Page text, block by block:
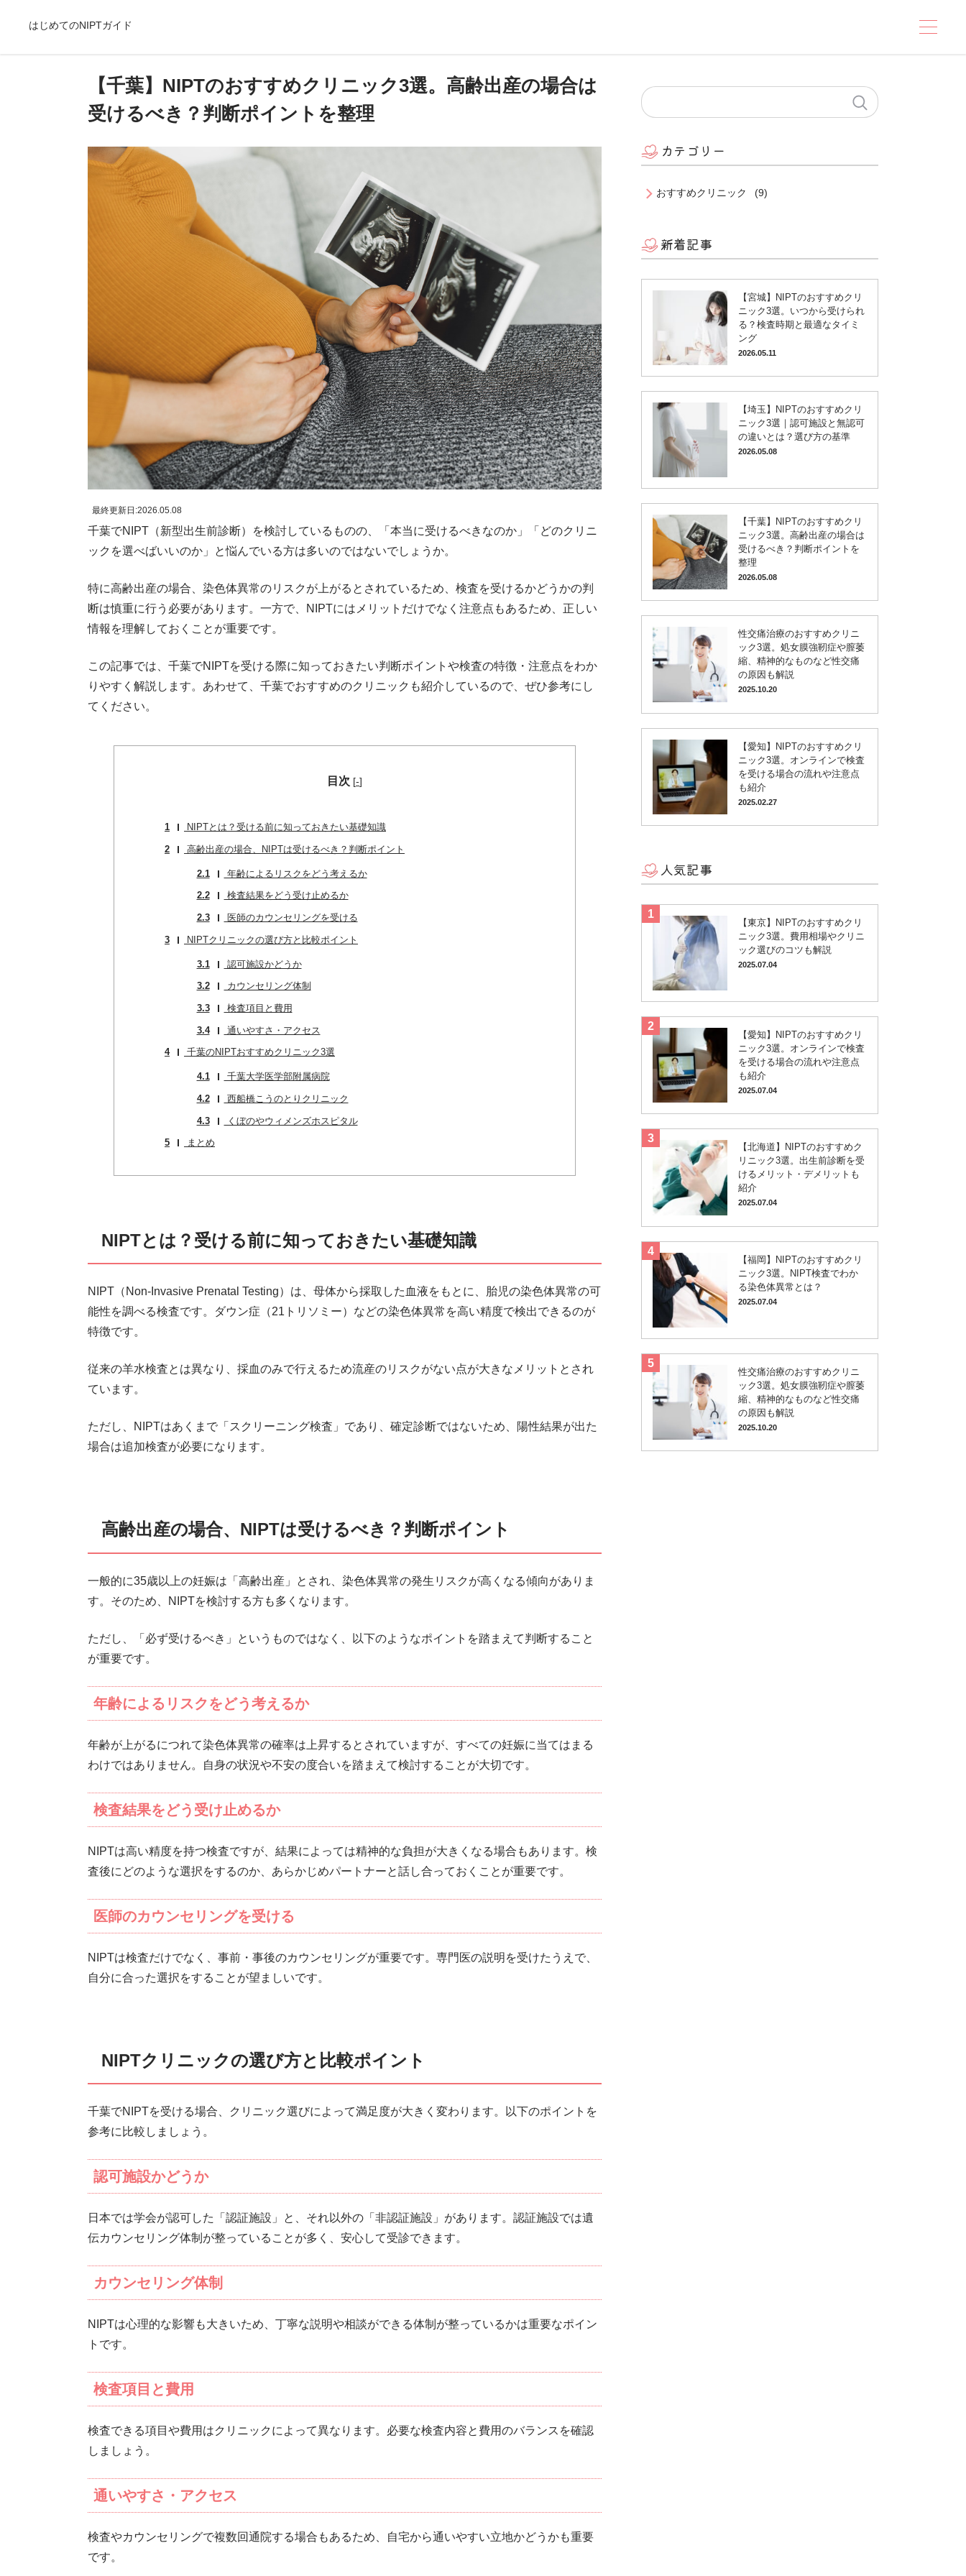
はじめてのNIPTガイド
【千葉】NIPTのおすすめクリニック3選。高齢出産の場合は
受けるべき？判断ポイントを整理
最終更新日:2026.05.08
千葉でNIPT（新型出生前診断）を検討しているものの、「本当に受けるべきなのか」「どのクリニ
ックを選べばいいのか」と悩んでいる方は多いのではないでしょうか。
特に高齢出産の場合、染色体異常のリスクが上がるとされているため、検査を受けるかどうかの判
断は慎重に行う必要があります。一方で、NIPTにはメリットだけでなく注意点もあるため、正しい
情報を理解しておくことが重要です。
この記事では、千葉でNIPTを受ける際に知っておきたい判断ポイントや検査の特徴・注意点をわか
りやすく解説します。あわせて、千葉でおすすめのクリニックも紹介しているので、ぜひ参考にし
てください。
目次 [-]
1 NIPTとは？受ける前に知っておきたい基礎知識
2 高齢出産の場合、NIPTは受けるべき？判断ポイント
2.1 年齢によるリスクをどう考えるか
2.2 検査結果をどう受け止めるか
2.3 医師のカウンセリングを受ける
3 NIPTクリニックの選び方と比較ポイント
3.1 認可施設かどうか
3.2 カウンセリング体制
3.3 検査項目と費用
3.4 通いやすさ・アクセス
4 千葉のNIPTおすすめクリニック3選
4.1 千葉大学医学部附属病院
4.2 西船橋こうのとりクリニック
4.3 くぼのやウィメンズホスピタル
5 まとめ
NIPTとは？受ける前に知っておきたい基礎知識
NIPT（Non-Invasive Prenatal Testing）は、母体から採取した血液をもとに、胎児の染色体異常の可
能性を調べる検査です。ダウン症（21トリソミー）などの染色体異常を高い精度で検出できるのが
特徴です。
従来の羊水検査とは異なり、採血のみで行えるため流産のリスクがない点が大きなメリットとされ
ています。
ただし、NIPTはあくまで「スクリーニング検査」であり、確定診断ではないため、陽性結果が出た
場合は追加検査が必要になります。
高齢出産の場合、NIPTは受けるべき？判断ポイント
一般的に35歳以上の妊娠は「高齢出産」とされ、染色体異常の発生リスクが高くなる傾向がありま
す。そのため、NIPTを検討する方も多くなります。
ただし、「必ず受けるべき」というものではなく、以下のようなポイントを踏まえて判断すること
が重要です。
年齢によるリスクをどう考えるか
年齢が上がるにつれて染色体異常の確率は上昇するとされていますが、すべての妊娠に当てはまる
わけではありません。自身の状況や不安の度合いを踏まえて検討することが大切です。
検査結果をどう受け止めるか
NIPTは高い精度を持つ検査ですが、結果によっては精神的な負担が大きくなる場合もあります。検
査後にどのような選択をするのか、あらかじめパートナーと話し合っておくことが重要です。
医師のカウンセリングを受ける
NIPTは検査だけでなく、事前・事後のカウンセリングが重要です。専門医の説明を受けたうえで、
自分に合った選択をすることが望ましいです。
NIPTクリニックの選び方と比較ポイント
千葉でNIPTを受ける場合、クリニック選びによって満足度が大きく変わります。以下のポイントを
参考に比較しましょう。
認可施設かどうか
日本では学会が認可した「認証施設」と、それ以外の「非認証施設」があります。認証施設では遺
伝カウンセリング体制が整っていることが多く、安心して受診できます。
カウンセリング体制
NIPTは心理的な影響も大きいため、丁寧な説明や相談ができる体制が整っているかは重要なポイン
トです。
検査項目と費用
検査できる項目や費用はクリニックによって異なります。必要な検査内容と費用のバランスを確認
しましょう。
通いやすさ・アクセス
検査やカウンセリングで複数回通院する場合もあるため、自宅から通いやすい立地かどうかも重要
です。
カテゴリー
おすすめクリニック (9)
新着記事
【宮城】NIPTのおすすめクリ
ニック3選。いつから受けられ
る？検査時期と最適なタイミ
ング
2026.05.11
【埼玉】NIPTのおすすめクリ
ニック3選｜認可施設と無認可
の違いとは？選び方の基準
2026.05.08
【千葉】NIPTのおすすめクリ
ニック3選。高齢出産の場合は
受けるべき？判断ポイントを
整理
2026.05.08
性交痛治療のおすすめクリニ
ック3選。処女膜強靭症や膣萎
縮、精神的なものなど性交痛
の原因も解説
2025.10.20
【愛知】NIPTのおすすめクリ
ニック3選。オンラインで検査
を受ける場合の流れや注意点
も紹介
2025.02.27
人気記事
【東京】NIPTのおすすめクリ
ニック3選。費用相場やクリニ
ック選びのコツも解説
2025.07.04
【愛知】NIPTのおすすめクリ
ニック3選。オンラインで検査
を受ける場合の流れや注意点
も紹介
2025.07.04
【北海道】NIPTのおすすめク
リニック3選。出生前診断を受
けるメリット・デメリットも
紹介
2025.07.04
【福岡】NIPTのおすすめクリ
ニック3選。NIPT検査でわか
る染色体異常とは？
2025.07.04
性交痛治療のおすすめクリニ
ック3選。処女膜強靭症や膣萎
縮、精神的なものなど性交痛
の原因も解説
2025.10.20